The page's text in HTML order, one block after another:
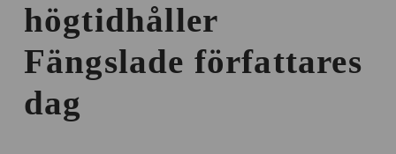
högtidhåller
Fängslade författares
dag